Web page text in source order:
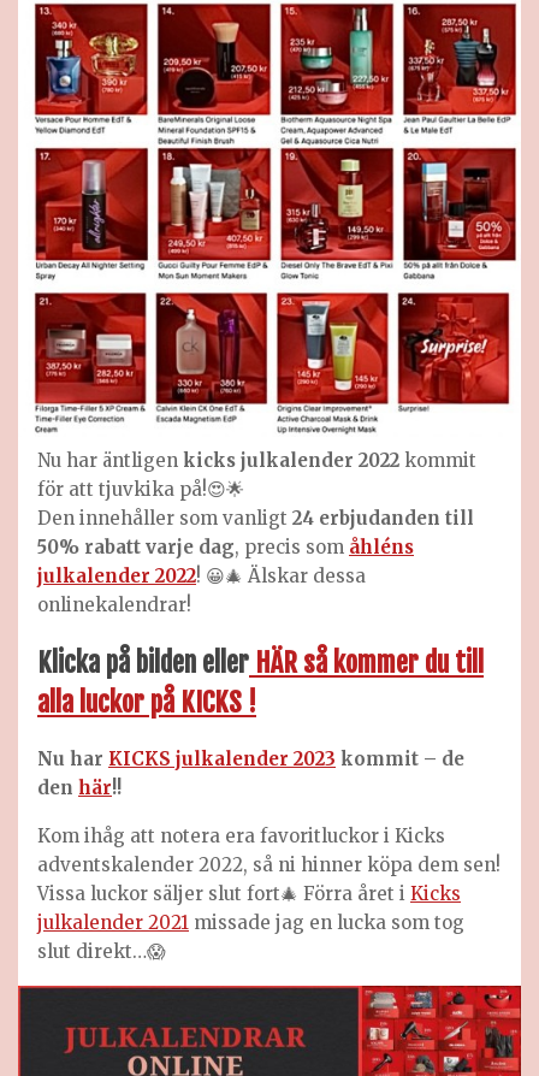
Nu har äntligen kicks julkalender 2022 kommit
för att tjuvkika på!😍🌟
Den innehåller som vanligt 24 erbjudanden till
50% rabatt varje dag, precis som åhléns
julkalender 2022! 😀🎄 Älskar dessa
onlinekalendrar!
Klicka på bilden eller HÄR så kommer du till
alla luckor på KICKS !
Nu har KICKS julkalender 2023 kommit – de
den här!!
Kom ihåg att notera era favoritluckor i Kicks
adventskalender 2022, så ni hinner köpa dem sen!
Vissa luckor säljer slut fort🎄 Förra året i Kicks
julkalender 2021 missade jag en lucka som tog
slut direkt…😱